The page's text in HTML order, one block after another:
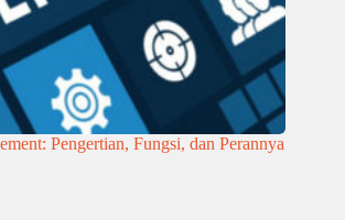
Pengertian, Fungsi, dan Perannya